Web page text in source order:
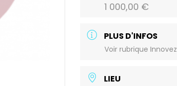
1 000,00 €
PLUS D'INFOS
Voir rubrique Innovez
LIEU